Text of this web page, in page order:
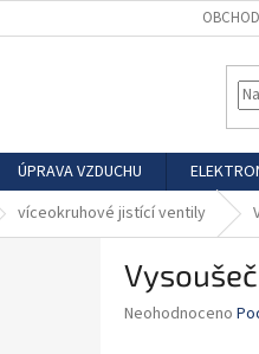
ÚPRAVA VZDUCHU
víceokruhové jistící ventily
Průměrné
Neohodnoceno